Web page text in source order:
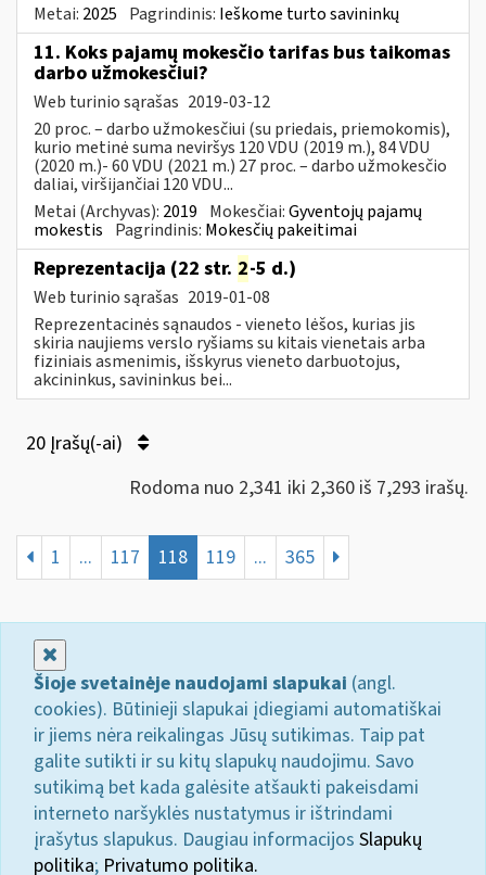
Metai: 2025 Pagrindinis: Ieškome turto savininkų
11. Koks pajamų mokesčio tarifas bus taikomas
darbo užmokesčiui?
Web turinio sąrašas 2019-03-12
20 proc. – darbo užmokesčiui (su priedais, priemokomis),
kurio metinė suma neviršys 120 VDU (2019 m.), 84 VDU
(2020 m.)- 60 VDU (2021 m.) 27 proc. – darbo užmokesčio
daliai, viršijančiai 120 VDU...
Metai (Archyvas): 2019 Mokesčiai:Gyventojų pajamų
mokestis Pagrindinis: Mokesčių pakeitimai
Reprezentacija (22 str. 2-5 d.)
Web turinio sąrašas 2019-01-08
Reprezentacinės sąnaudos - vieneto lėšos, kurias jis
skiria naujiems verslo ryšiams su kitais vienetais arba
fiziniais asmenimis, išskyrus vieneto darbuotojus,
akcininkus, savininkus bei...
20 Įrašų(-ai)
Rodoma nuo 2,341 iki 2,360 iš 7,293 irašų.
1 ... 117 118 119 ... 365
Šioje svetainėje naudojami slapukai (angl.
cookies). Būtinieji slapukai įdiegiami automatiškai
ir jiems nėra reikalingas Jūsų sutikimas. Taip pat
galite sutikti ir su kitų slapukų naudojimu. Savo
sutikimą bet kada galėsite atšaukti pakeisdami
interneto naršyklės nustatymus ir ištrindami
įrašytus slapukus. Daugiau informacijos Slapukų
politika; Privatumo politika.